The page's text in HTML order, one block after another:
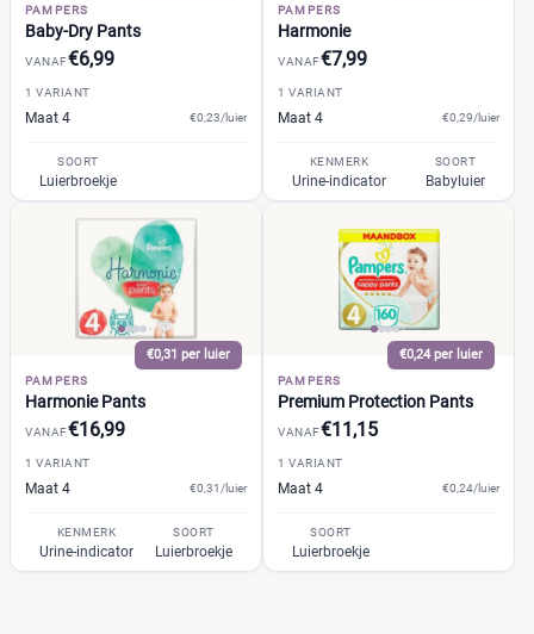
GhaZoo
Jumbo
Libero (0)
Lupilu (1)
Mamia
Muumi
Naty
Pura (0)
Rascal + Friends
SweetCare
Teddy Care
Trekpleister
Prijs
€
Babyluier
Luierbroekje (27)
Nachtluier
Zwemluier
PAMPERS
Baby-Dry Pants
VANAF€6,99
1 VARIANT
Maat 4 €0,23/luier
SOORT
Luierbroekje
PAMPERS
Harmonie
VANAF€7,99
1 VARIANT
Maat 4 €0,29/luier
KENMERK
Urine-indicator
SOORT
Babyluier
€0,31 per luier
PAMPERS
Harmonie Pants
VANAF€16,99
1 VARIANT
Maat 4 €0,31/luier
KENMERK
Urine-indicator
SOORT
Luierbroekje
€0,24 per luier
PAMPERS
Premium Protection Pants
VANAF€11,15
1 VARIANT
Maat 4 €0,24/luier
SOORT
Luierbroekje